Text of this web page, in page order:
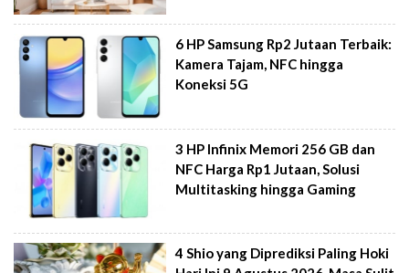
6 HP Samsung Rp2 Jutaan Terbaik:
Kamera Tajam, NFC hingga
Koneksi 5G
3 HP Infinix Memori 256 GB dan
NFC Harga Rp1 Jutaan, Solusi
Multitasking hingga Gaming
4 Shio yang Diprediksi Paling Hoki